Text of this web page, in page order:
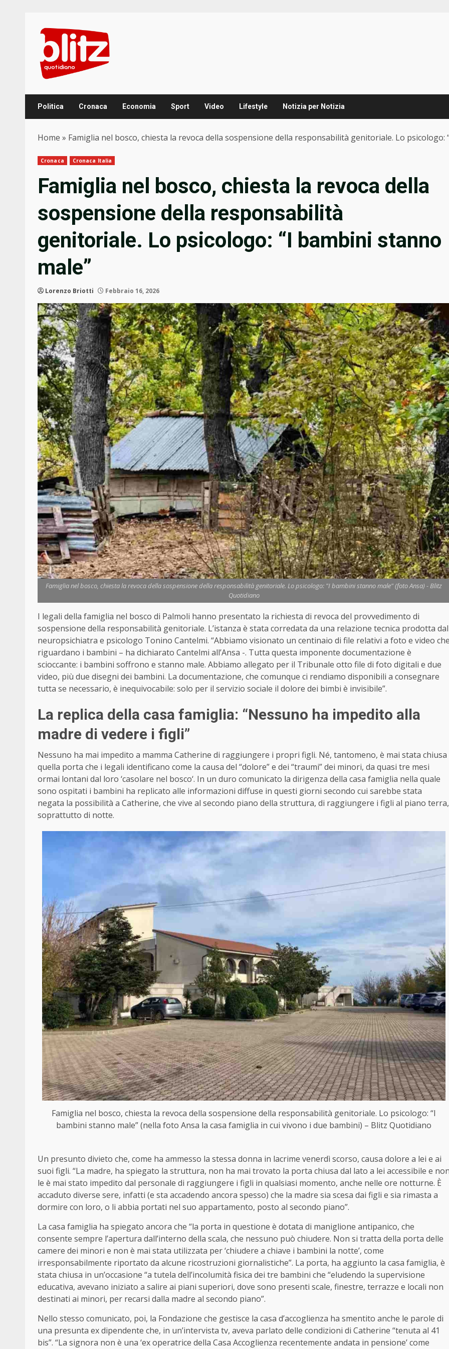
content
Politica Cronaca Economia Sport Video Lifestyle Notizia per Notizia
Home » Famiglia nel bosco, chiesta la revoca della sospensione della responsabilità genitoriale. Lo psicologo:
Cronaca Cronaca Italia
Famiglia nel bosco, chiesta la revoca della
sospensione della responsabilità
genitoriale. Lo psicologo: “I bambini stanno
male”
Lorenzo Briotti Febbraio 16, 2026
Famiglia nel bosco, chiesta la revoca della sospensione della responsabilità genitoriale. Lo psicologo: "I bambini stanno male" (foto Ansa) - Blitz
Quotidiano
I legali della famiglia nel bosco di Palmoli hanno presentato la richiesta di revoca del provvedimento di
sospensione della responsabilità genitoriale. L’istanza è stata corredata da una relazione tecnica prodotta dal
neuropsichiatra e psicologo Tonino Cantelmi. “Abbiamo visionato un centinaio di file relativi a foto e video
riguardano i bambini – ha dichiarato Cantelmi all’Ansa -. Tutta questa imponente documentazione è
scioccante: i bambini soffrono e stanno male. Abbiamo allegato per il Tribunale otto file di foto digitali e due
video, più due disegni dei bambini. La documentazione, che comunque ci rendiamo disponibili a consegnare
tutta se necessario, è inequivocabile: solo per il servizio sociale il dolore dei bimbi è invisibile”.
La replica della casa famiglia: “Nessuno ha impedito alla
madre di vedere i figli”
Nessuno ha mai impedito a mamma Catherine di raggiungere i propri figli. Né, tantomeno, è mai stata chiusa
quella porta che i legali identificano come la causa del “dolore” e dei “traumi” dei minori, da quasi tre mesi
ormai lontani dal loro ‘casolare nel bosco‘. In un duro comunicato la dirigenza della casa famiglia nella quale
sono ospitati i bambini ha replicato alle informazioni diffuse in questi giorni secondo cui sarebbe stata
negata la possibilità a Catherine, che vive al secondo piano della struttura, di raggiungere i figli al piano terra,
soprattutto di notte.
Famiglia nel bosco, chiesta la revoca della sospensione della responsabilità genitoriale. Lo psicologo: “I
bambini stanno male” (nella foto Ansa la casa famiglia in cui vivono i due bambini) – Blitz Quotidiano
Un presunto divieto che, come ha ammesso la stessa donna in lacrime venerdì scorso, causa dolore a lei e ai
suoi figli. “La madre, ha spiegato la struttura, non ha mai trovato la porta chiusa dal lato a lei accessibile e
le è mai stato impedito dal personale di raggiungere i figli in qualsiasi momento, anche nelle ore notturne. È
accaduto diverse sere, infatti (e sta accadendo ancora spesso) che la madre sia scesa dai figli e sia rimasta a
dormire con loro, o li abbia portati nel suo appartamento, posto al secondo piano”.
La casa famiglia ha spiegato ancora che “la porta in questione è dotata di maniglione antipanico, che
consente sempre l’apertura dall’interno della scala, che nessuno può chiudere. Non si tratta della porta delle
camere dei minori e non è mai stata utilizzata per ‘chiudere a chiave i bambini la notte’, come
irresponsabilmente riportato da alcune ricostruzioni giornalistiche”. La porta, ha aggiunto la casa famiglia, è
stata chiusa in un’occasione “a tutela dell’incolumità fisica dei tre bambini che “eludendo la supervisione
educativa, avevano iniziato a salire ai piani superiori, dove sono presenti scale, finestre, terrazze e locali non
destinati ai minori, per recarsi dalla madre al secondo piano”.
Nello stesso comunicato, poi, la Fondazione che gestisce la casa d’accoglienza ha smentito anche le parole di
una presunta ex dipendente che, in un’intervista tv, aveva parlato delle condizioni di Catherine “tenuta al 41
bis”. “La signora non è una ‘ex operatrice della Casa Accoglienza recentemente andata in pensione’ come